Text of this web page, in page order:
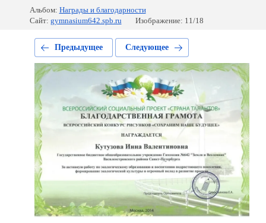
Альбом: Награды и благодарности
Сайт: gymnasium642.spb.ru Изображение: 11/18
Предыдущее Следующее